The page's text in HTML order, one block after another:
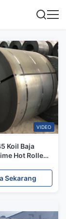
VIDEO
Koil Baja
Hot Rolled
Sekarang